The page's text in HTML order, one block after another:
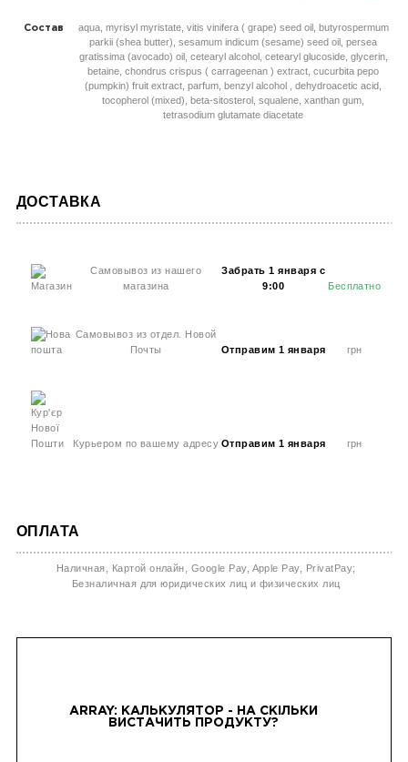
Состав
aqua, myrisyl myristate, vitis vinifera ( grape) seed oil, butyrospermum
parkii (shea butter), sesamum indicum (sesame) seed oil, persea
gratissima (avocado) oil, cetearyl alcohol, cetearyl glucoside, glycerin,
betaine, chondrus crispus ( carrageenan ) extract, cucurbita pepo
(pumpkin) fruit extract, parfum, benzyl alcohol , dehydroacetic acid,
tocopherol (mixed), beta-sitosterol, squalene, xanthan gum,
tetrasodium glutamate diacetate
ДОСТАВКА
Самовывоз из нашего
магазина
Забрать 1 января с
9:00
Бесплатно
Самовывоз из отдел. Новой
Почты
Отправим 1 января грн
Курьером по вашему адресу Отправим 1 января грн
ОПЛАТА
Наличная, Картой онлайн, Google Pay, Apple Pay, PrivatPay;
Безналичная для юридических лиц и физических лиц
ARRAY: КАЛЬКУЛЯТОР - НА СКІЛЬКИ
ВИСТАЧИТЬ ПРОДУКТУ?